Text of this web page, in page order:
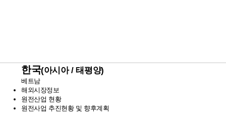
한국(아시아 / 태평양)
베트남
해외시장정보
원전산업 현황
원전사업 추진현황 및 향후계획